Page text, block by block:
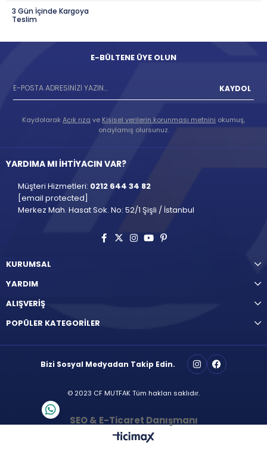
3 Gün İçinde Kargoya
Teslim
E-BÜLTENE ÜYE OLUN
KAYDOL
KaydolarakAçık rıza ve Kişisel verilerin korunması metnini okumuş,
onaylamış olursunuz.
YARDIMA MI İHTİYACIN VAR?
Müşteri Hizmetleri: 0212 644 34 82
[email protected]
Merkez Mah. Hasat Sok. No: 52/1 Şişli / İstanbul
KURUMSAL
YARDIM
ALIŞVERİŞ
POPÜLER KATEGORİLER
Bizi Sosyal Medyadan Takip Edin.
© 2023 CF MUTFAK Tüm hakları saklıdır.
SEO & E-Ticaret Danışmanı